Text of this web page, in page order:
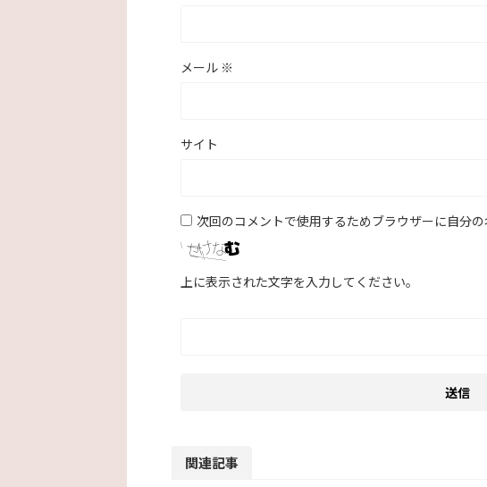
メール ※
サイト
次回のコメントで使用するためブラウザーに自分
上に表示された文字を入力してください。
関連記事